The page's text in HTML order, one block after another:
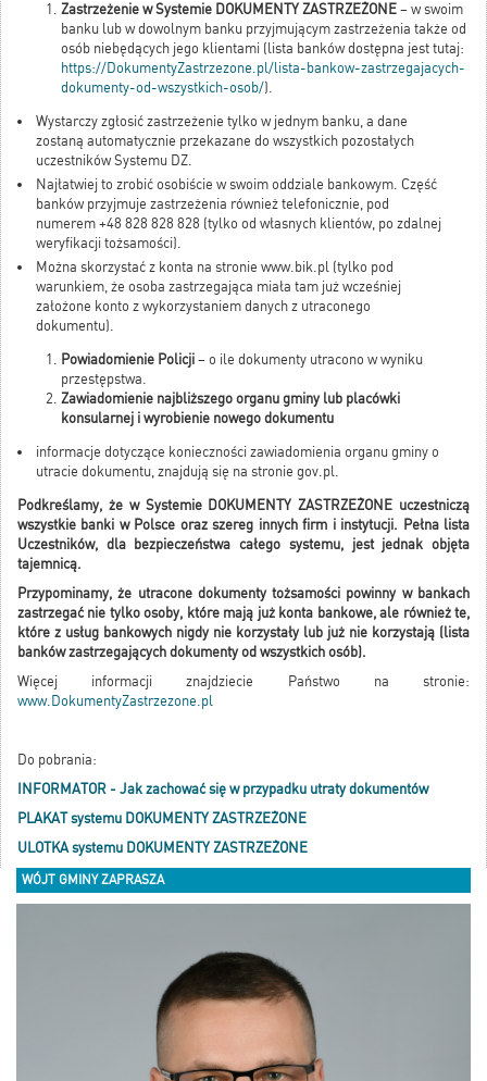
Zastrzeżenie w Systemie DOKUMENTY ZASTRZEŻONE – w swoim
banku lub w dowolnym banku przyjmującym zastrzeżenia także od
osób niebędących jego klientami (lista banków dostępna jest tutaj:
https://DokumentyZastrzezone.pl/lista-bankow-zastrzegajacych-
dokumenty-od-wszystkich-osob/).
Wystarczy zgłosić zastrzeżenie tylko w jednym banku, a dane
zostaną automatycznie przekazane do wszystkich pozostałych
uczestników Systemu DZ.
Najłatwiej to zrobić osobiście w swoim oddziale bankowym. Część
banków przyjmuje zastrzeżenia również telefonicznie, pod
numerem +48 828 828 828 (tylko od własnych klientów, po zdalnej
weryfikacji tożsamości).
Można skorzystać z konta na stronie www.bik.pl (tylko pod
warunkiem, że osoba zastrzegająca miała tam już wcześniej
założone konto z wykorzystaniem danych z utraconego
dokumentu).
Powiadomienie Policji – o ile dokumenty utracono w wyniku
przestępstwa.
Zawiadomienie najbliższego organu gminy lub placówki
konsularnej i wyrobienie nowego dokumentu
informacje dotyczące konieczności zawiadomienia organu gminy o
utracie dokumentu, znajdują się na stronie gov.pl.
Podkreślamy, że w Systemie DOKUMENTY ZASTRZEŻONE uczestniczą
wszystkie banki w Polsce oraz szereg innych firm i instytucji. Pełna lista
Uczestników, dla bezpieczeństwa całego systemu, jest jednak objęta
tajemnicą.
Przypominamy, że utracone dokumenty tożsamości powinny w bankach
zastrzegać nie tylko osoby, które mają już konta bankowe, ale również te,
które z usług bankowych nigdy nie korzystały lub już nie korzystają (lista
banków zastrzegających dokumenty od wszystkich osób).
Więcej informacji znajdziecie Państwo na stronie:
www.DokumentyZastrzezone.pl
Do pobrania:
INFORMATOR - Jak zachować się w przypadku utraty dokumentów
PLAKAT systemu DOKUMENTY ZASTRZEŻONE
ULOTKA systemu DOKUMENTY ZASTRZEŻONE
WÓJT GMINY ZAPRASZA